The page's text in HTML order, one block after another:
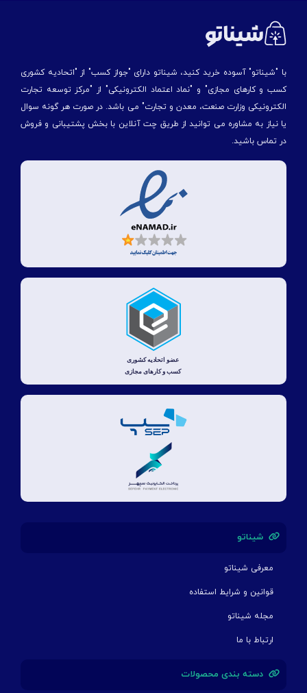
با "شیناتو" آسوده خرید کنید، شیناتو دارای "جواز کسب" از "اتحادیه کشوری
کسب و کارهای مجازی" و "نماد اعتماد الکترونیکی" از "مركز توسعه تجارت
الكترونیكی وزارت صنعت، معدن و تجارت" می باشد. در صورت هر گونه سوال
یا نیاز به مشاوره می توانید از طریق چت آنلاین با بخش پشتیبانی و فروش
در تماس باشید.
شیناتو
معرفی شیناتو
قوانین و شرایط استفاده
مجله شیناتو
ارتباط با ما
دسته بندی محصولات